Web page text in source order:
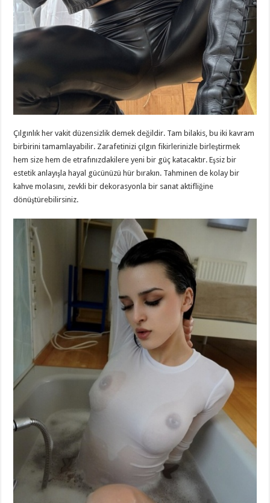
Çılgınlık her vakit düzensizlik demek değildir. Tam bilakis, bu iki kavram
birbirini tamamlayabilir. Zarafetinizi çılgın fikirlerinizle birleştirmek
hem size hem de etrafınızdakilere yeni bir güç katacaktır. Eşsiz bir
estetik anlayışla hayal gücünüzü hür bırakın. Tahminen de kolay bir
kahve molasını, zevkli bir dekorasyonla bir sanat aktifliğine
dönüştürebilirsiniz.